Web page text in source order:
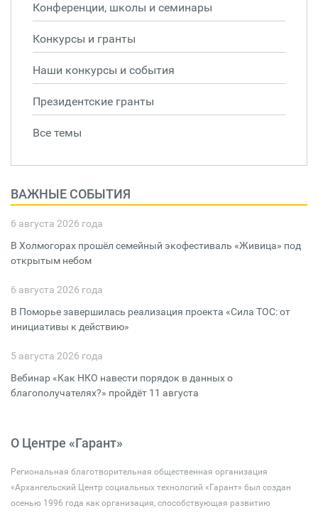
Конференции, школы и семинары
Конкурсы и гранты
Наши конкурсы и события
Президентские гранты
Все темы
ВАЖНЫЕ СОБЫТИЯ
6 августа 2026 года
В Холмогорах прошёл семейный экофестиваль «Живица» под
открытым небом
6 августа 2026 года
В Поморье завершилась реализация проекта «Сила ТОС: от
инициативы к действию»
5 августа 2026 года
Вебинар «Как НКО навести порядок в данных о
благополучателях?» пройдёт 11 августа
О Центре «Гарант»
Региональная благотворительная общественная организация
«Архангельский Центр социальных технологий «Гарант» был создан
осенью 1996 года как организация, способствующая развитию